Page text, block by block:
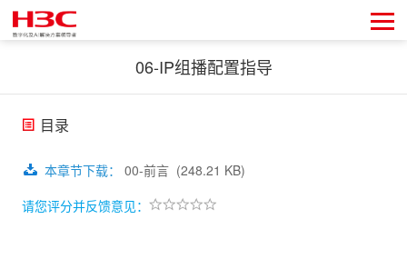
06-IP组播配置指导
目录
本章节下载： 00-前言 (248.21 KB)
请您评分并反馈意见：